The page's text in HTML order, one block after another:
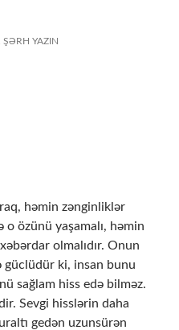
ŞƏRH YAZIN
həmin zənginliklər
o özünü yaşamalı, həmin
olmalıdır. Onun
güclüdür ki, insan bunu
sağlam hiss edə bilməz.
Sevgi hisslərin daha
gedən uzunsürən